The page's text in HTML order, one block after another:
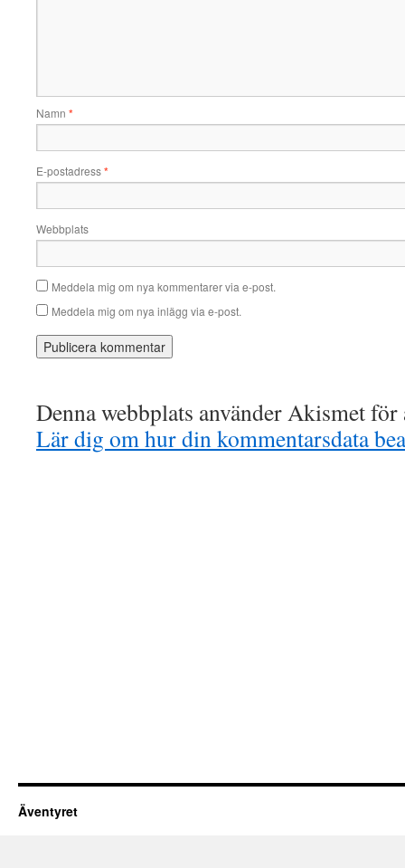
Namn *
E-postadress*
Webbplats
Meddela mig om nya kommentarer via e-post.
Meddela mig om nya inlägg via e-post.
Denna webbplats använder Akismet
Lär dig om hur din kommentarsdata
Äventyret